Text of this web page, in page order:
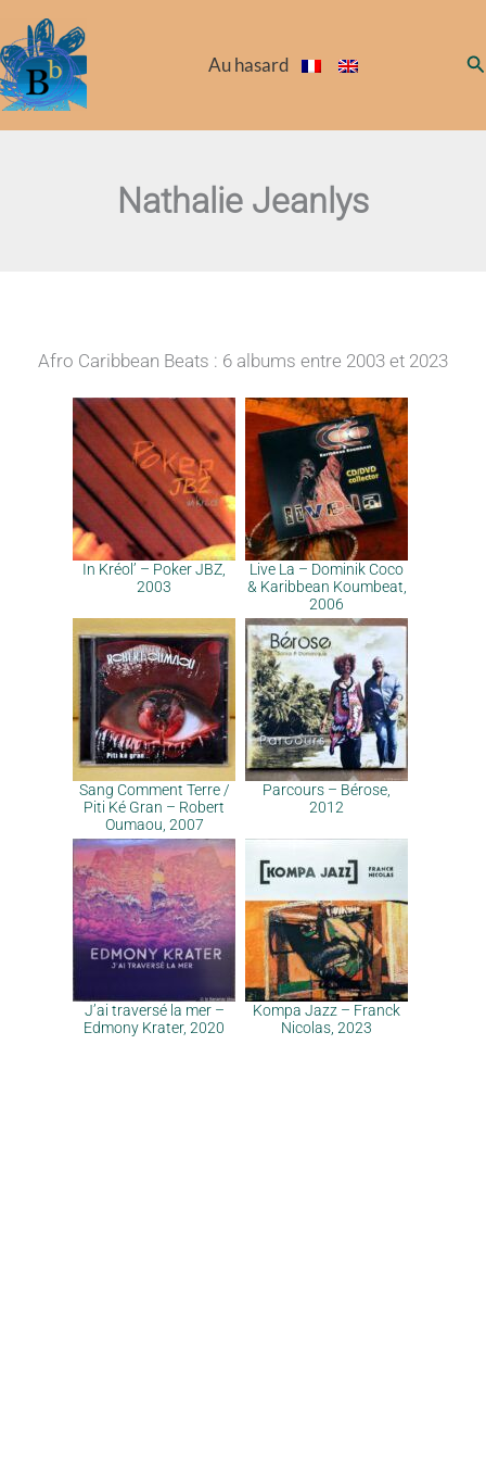
au
contenu
Au hasard
Nathalie Jeanlys
Afro Caribbean Beats : 6 albums entre 2003 et 2023
In Kréol’ – Poker JBZ,
2003
Live La – Dominik Coco
& Karibbean Koumbeat,
2006
Sang Comment Terre /
Piti Ké Gran – Robert
Oumaou, 2007
Parcours – Bérose,
2012
J’ai traversé la mer –
Edmony Krater, 2020
Kompa Jazz – Franck
Nicolas, 2023